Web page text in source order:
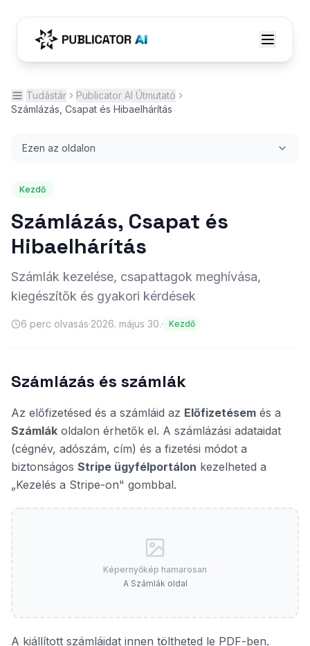
Tudástár
Publicator AI Útmutató
Számlázás, Csapat és Hibaelhárítás
Ezen az oldalon
Kezdő
Számlázás, Csapat és
Hibaelhárítás
Számlák kezelése, csapattagok meghívása,
kiegészítők és gyakori kérdések
6 perc olvasás·2026. május 30.· Kezdő
Számlázás és számlák
Az előfizetésed és a számláid az Előfizetésem és a
Számlák oldalon érhetők el. A számlázási adataidat
(cégnév, adószám, cím) és a fizetési módot a
biztonságos Stripe ügyfélportálon kezelheted a
„Kezelés a Stripe-on" gombbal.
Képernyőkép hamarosan
A Számlák oldal
A kiállított számláidat innen töltheted le PDF-ben.